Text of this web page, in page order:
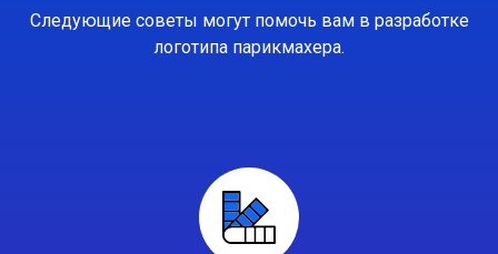
Следующие советы могут помочь вам в разработке
логотипа парикмахера.